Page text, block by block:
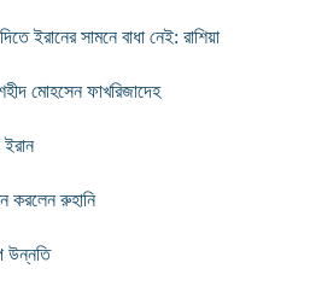
ইরানের সামনে বাধা নেই: রাশিয়া
মোহসেন ফাখরিজাদেহ
ইরান
করলেন রুহানি
উন্নতি